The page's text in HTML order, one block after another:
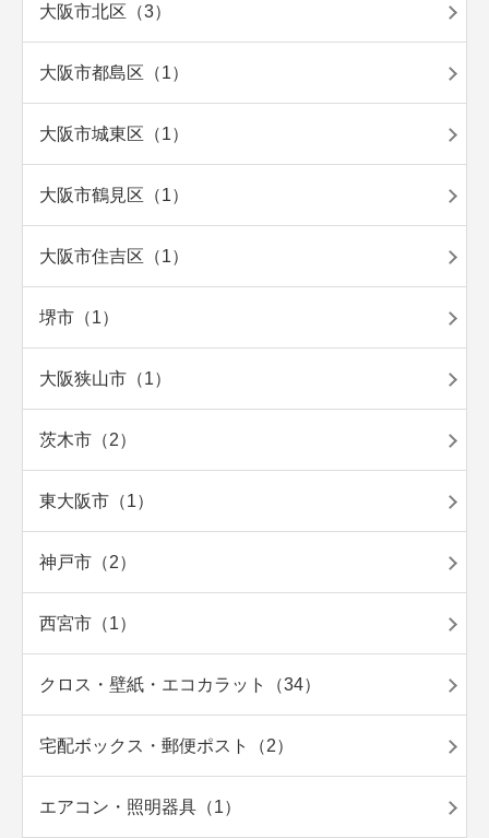
大阪市北区（3）
大阪市都島区（1）
大阪市城東区（1）
大阪市鶴見区（1）
大阪市住吉区（1）
堺市（1）
大阪狭山市（1）
茨木市（2）
東大阪市（1）
神戸市（2）
西宮市（1）
クロス・壁紙・エコカラット（34）
宅配ボックス・郵便ポスト（2）
エアコン・照明器具（1）